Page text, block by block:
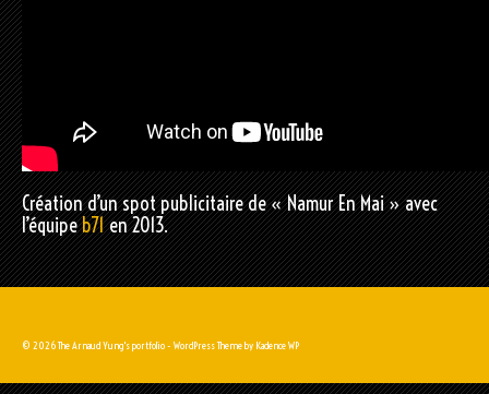
Création d’un spot publicitaire de « Namur En Mai » avec
l’équipeb71en 2013.
© 2026 The Arnaud Yung's portfolio - WordPress Theme by Kadence WP